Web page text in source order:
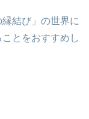
結び」の世界に
とをおすすめし